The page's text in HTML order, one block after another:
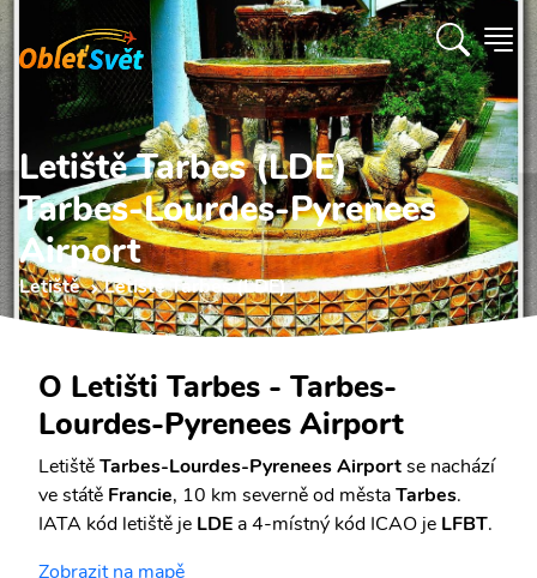
Letiště Tarbes (LDE)
Tarbes-Lourdes-Pyrenees
Airport
Letiště Letiště Tarbes (LDE)
O Letišti Tarbes - Tarbes-
Lourdes-Pyrenees Airport
LetištěTarbes-Lourdes-Pyrenees Airportse nachází
ve státě Francie, 10 km severně od městaTarbes.
IATA kód letiště je LDE a 4-místný kód ICAO je LFBT.
Zobrazit na mapě